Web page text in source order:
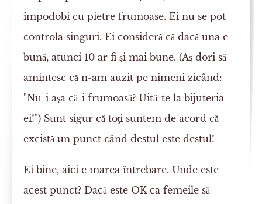
împodobi cu pietre frumoase. Ei nu se pot
controla singuri. Ei consideră că dacă una e
bună, atunci 10 ar fi şi mai bune. (Aş dori să
amintesc că n-am auzit pe nimeni zicând:
"Nu-i aşa că-i frumoasă? Uită-te la bijuteria
ei!") Sunt sigur că toţi suntem de acord că
excistă un punct când destul este destul!
Ei bine, aici e marea întrebare. Unde este
acest punct? Dacă este OK ca femeile să